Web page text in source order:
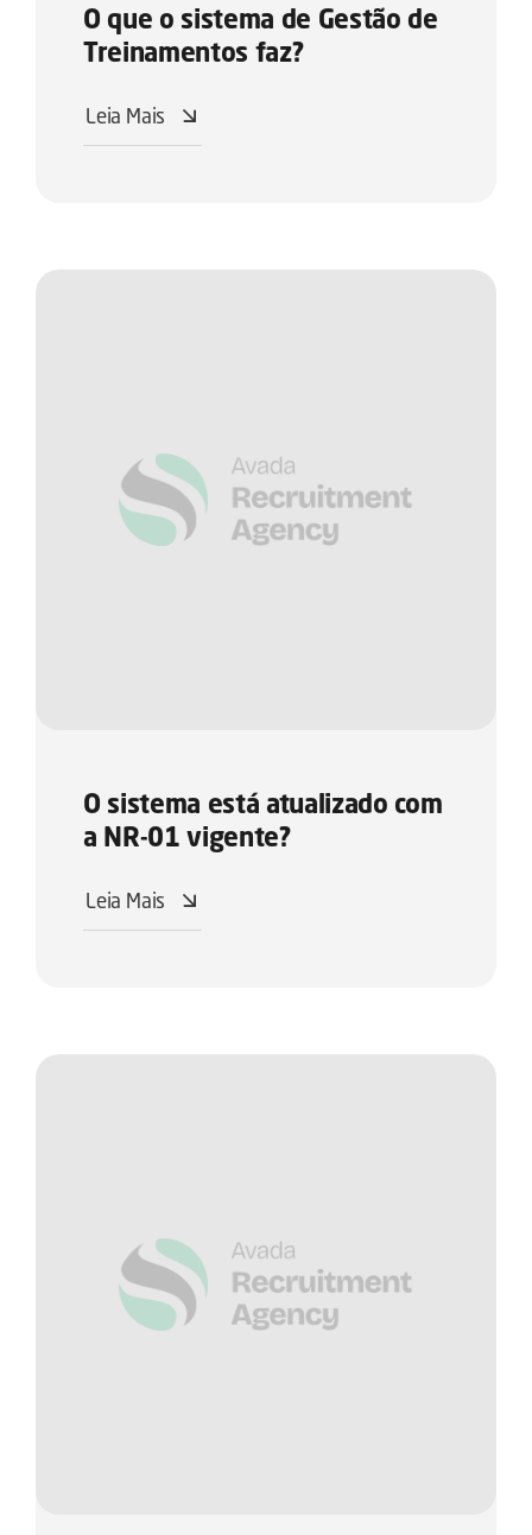
O que o sistema de Gestão de
Treinamentos faz?
Leia Mais
O sistema está atualizado com
a NR-01 vigente?
Leia Mais